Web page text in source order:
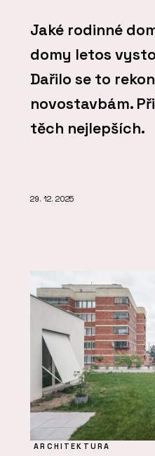
Jaké rodinné
domy letos
Dařilo se to
novostavbám.
těch nejlepších.
29. 12. 2025
ARCHITEKTURA